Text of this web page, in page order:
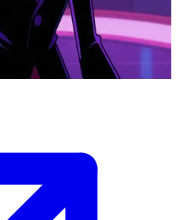
som styr genom television
har fångat hans uppmärksamhet i
väckt hans intresse för en potentiell